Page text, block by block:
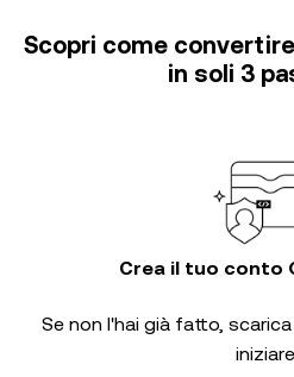
Scopri come
in soli 3
Crea il tuo conto
Se non l'hai già fatto,